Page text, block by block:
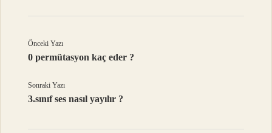
Önceki Yazı
0 permütasyon kaç eder ?
Sonraki Yazı
3.sınıf ses nasıl yayılır ?